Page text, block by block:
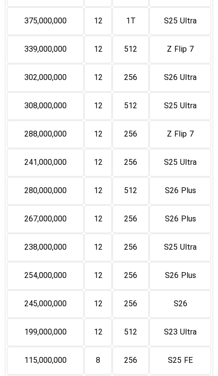
S25 Ultra
1T
12
375,000,000
Z Flip 7
512
12
339,000,000
S26 Ultra
256
12
302,000,000
S25 Ultra
512
12
308,000,000
Z Flip 7
256
12
288,000,000
S25 Ultra
256
12
241,000,000
S26 Plus
512
12
280,000,000
S26 Plus
256
12
267,000,000
S25 Ultra
256
12
238,000,000
S26 Plus
256
12
254,000,000
S26
256
12
245,000,000
S23 Ultra
512
12
199,000,000
S25 FE
256
8
115,000,000